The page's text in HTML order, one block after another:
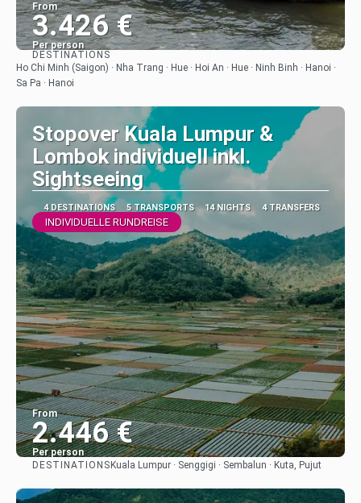
From
3.426 €
Per person
See
DESTINATIONS
Ho Chi Minh (Saigon) · Nha Trang · Hue · Hoi An · Hue · Ninh Binh · Hanoi ·
Sa Pa · Hanoi
Stopover Kuala Lumpur &
Lombok individuell inkl.
Sightseeing
4 DESTINATIONS 5 TRANSPORTS 14 NIGHTS 4 TRANSFERS
INDIVIDUELLE RUNDREISE
From
2.446 €
Per person
DESTINATIONS Kuala Lumpur · Senggigi · Sembalun · Kuta, Pujut